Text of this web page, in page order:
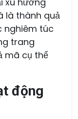
là thành quả
nghiêm túc
trang
mã cụ thể
động